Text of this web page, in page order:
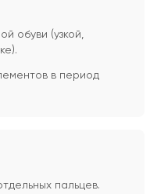
обуви (узкой,
в период
пальцев.